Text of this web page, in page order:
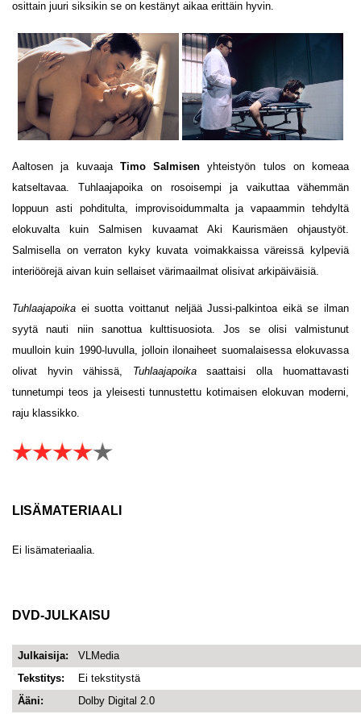
osittain juuri siksikin se on kestänyt aikaa erittäin hyvin.
Aaltosen ja kuvaaja Timo Salmisen yhteistyön tulos on komeaa
katseltavaa. Tuhlaajapoika on rosoisempi ja vaikuttaa vähemmän
loppuun asti pohditulta, improvisoidummalta ja vapaammin tehdyltä
elokuvalta kuin Salmisen kuvaamat Aki Kaurismäen ohjaustyöt.
Salmisella on verraton kyky kuvata voimakkaissa väreissä kylpeviä
interiöörejä aivan kuin sellaiset värimaailmat olisivat arkipäiväisiä.
Tuhlaajapoika ei suotta voittanut neljää Jussi-palkintoa eikä se ilman
syytä nauti niin sanottua kulttisuosiota. Jos se olisi valmistunut
muulloin kuin 1990-luvulla, jolloin ilonaiheet suomalaisessa elokuvassa
olivat hyvin vähissä, Tuhlaajapoikasaattaisi olla huomattavasti
tunnetumpi teos ja yleisesti tunnustettu kotimaisen elokuvan moderni,
raju klassikko.
LISÄMATERIAALI
Ei lisämateriaalia.
DVD-JULKAISU
Julkaisija:
VLMedia
Tekstitys:
Ei tekstitystä
Ääni:
Dolby Digital 2.0